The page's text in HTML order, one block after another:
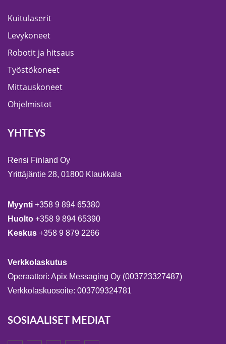
Kuitulaserit
Levykoneet
Robotit ja hitsaus
Työstökoneet
Mittauskoneet
Ohjelmistot
YHTEYS
Rensi Finland Oy
Yrittäjäntie 28, 01800 Klaukkala
Myynti +358 9 894 65380
Huolto +358 9 894 65390
Keskus +358 9 879 2266
Verkkolaskutus
Operaattori: Apix Messaging Oy (003723327487)
Verkkolaskuosoite: 003709324781
SOSIAALISET MEDIAT